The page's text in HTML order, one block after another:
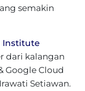
semakin
Institute
dari kalangan
Google Cloud
Setiawan.